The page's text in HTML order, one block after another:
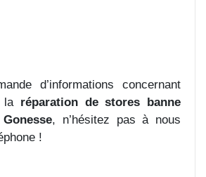
d’informations concernant
la réparation de stores banne
, n’hésitez pas à nous
!